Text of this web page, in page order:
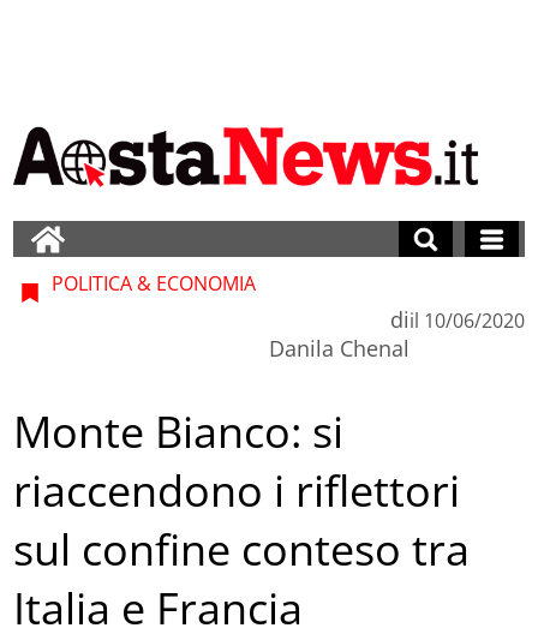
POLITICA & ECONOMIA
di
Danila Chenal
il 10/06/2020
Monte Bianco: si
riaccendono i riflettori
sul confine conteso tra
Italia e Francia